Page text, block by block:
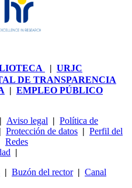
| URJC
DE TRANSPARENCIA
| EMPLEO PÚBLICO
| Aviso legal | Política de
Protección de datos | Perfil del
Redes
|
| Buzón del rector| Canal